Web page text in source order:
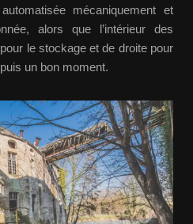
mécaniquement et
alors que l’intérieur des
le stockage et de droite pour
un bon moment.